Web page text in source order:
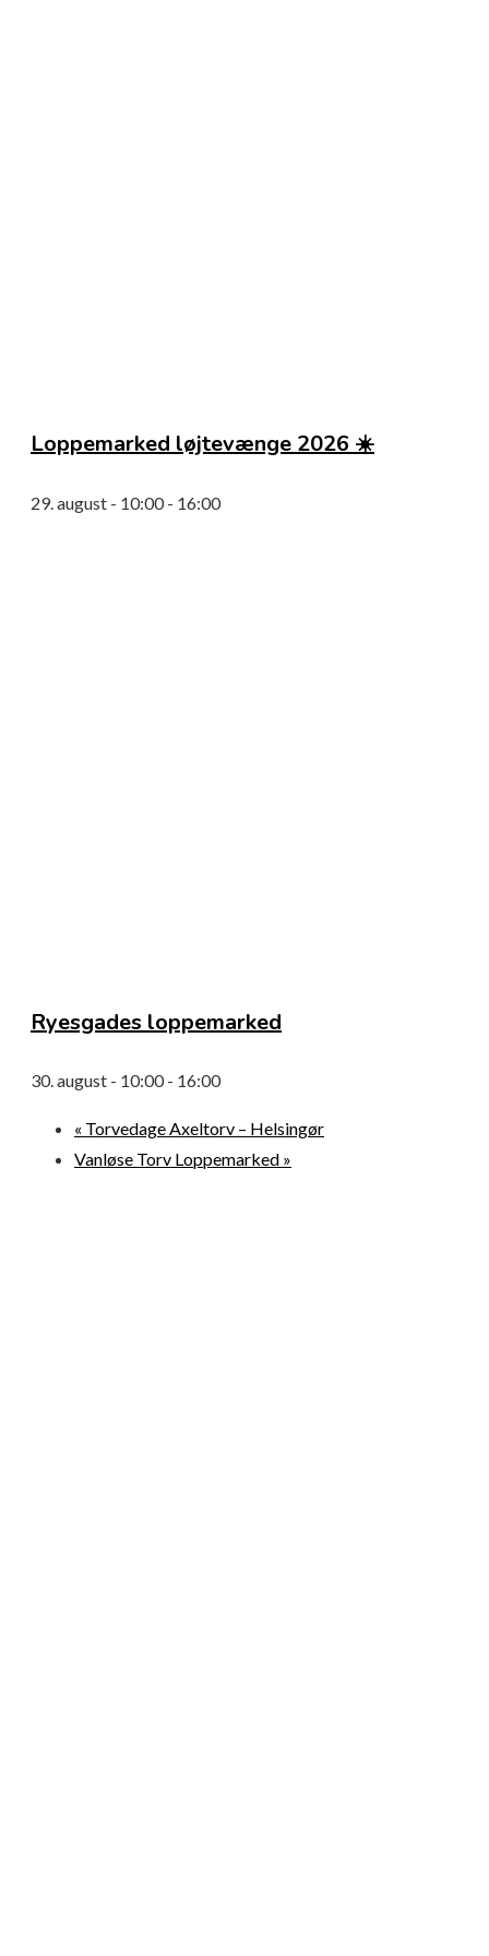
Loppemarked løjtevænge 2026 ☀️
29. august - 10:00- 16:00
Ryesgades loppemarked
30. august - 10:00- 16:00
« Torvedage Axeltorv – Helsingør
Vanløse Torv Loppemarked »